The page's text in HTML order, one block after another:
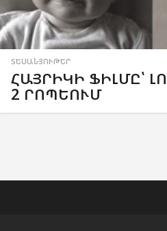
ՏԵՍԱՆՅՈՒԹԵՐ
ՀԱՅՐԻԿԻ ՖԻԼՄԸ՝
2 ՐՈՊԵՈՒՄ